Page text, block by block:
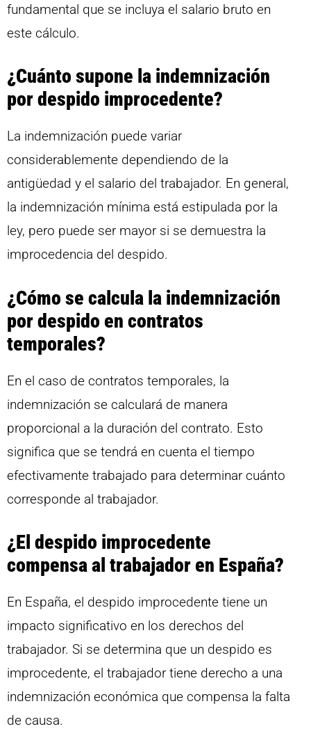
fundamental que se incluya el salario bruto en
este cálculo.
¿Cuánto supone la indemnización
por despido improcedente?
La indemnización puede variar
considerablemente dependiendo de la
antigüedad y el salario del trabajador. En general,
la indemnización mínima está estipulada por la
ley, pero puede ser mayor si se demuestra la
improcedencia del despido.
¿Cómo se calcula la indemnización
por despido en contratos
temporales?
En el caso de contratos temporales, la
indemnización se calculará de manera
proporcional a la duración del contrato. Esto
significa que se tendrá en cuenta el tiempo
efectivamente trabajado para determinar cuánto
corresponde al trabajador.
¿El despido improcedente
compensa al trabajador en España?
En España, el despido improcedente tiene un
impacto significativo en los derechos del
trabajador. Si se determina que un despido es
improcedente, el trabajador tiene derecho a una
indemnización económica que compensa la falta
de causa.